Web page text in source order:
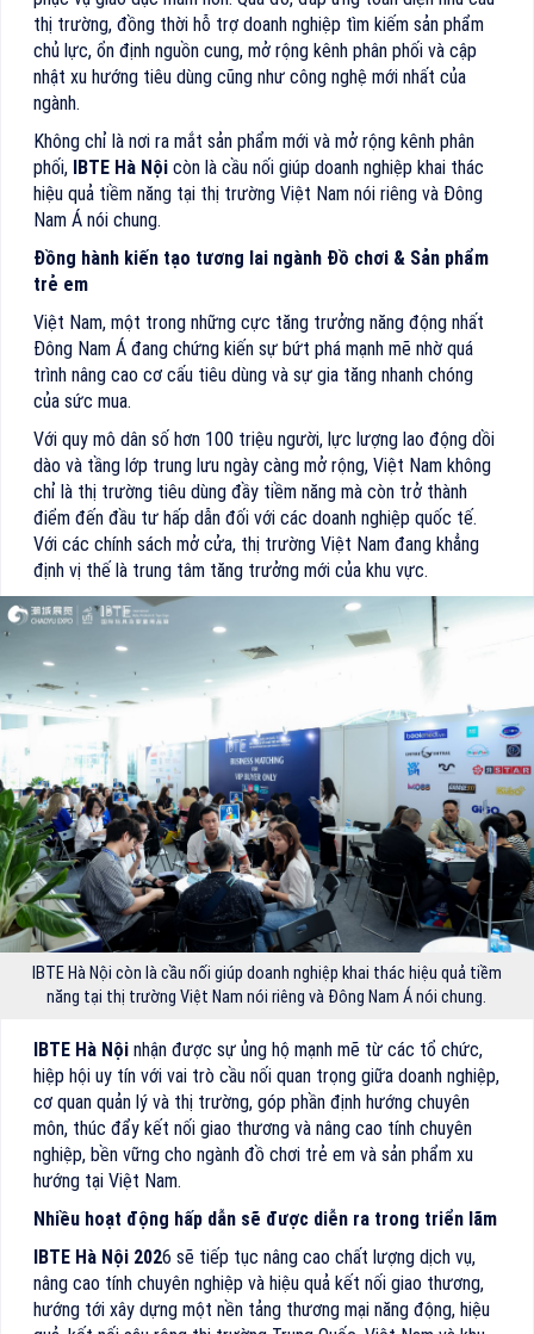
thị trường, đồng thời hỗ trợ doanh nghiệp tìm kiếm sản phẩm
chủ lực, ổn định nguồn cung, mở rộng kênh phân phối và cập
nhật xu hướng tiêu dùng cũng như công nghệ mới nhất của
ngành.
Không chỉ là nơi ra mắt sản phẩm mới và mở rộng kênh phân
phối, IBTE Hà Nội còn là cầu nối giúp doanh nghiệp khai thác
hiệu quả tiềm năng tại thị trường Việt Nam nói riêng và Đông
Nam Á nói chung.
Đồng hành kiến tạo tương lai ngành Đồ chơi & Sản phẩm
trẻ em
Việt Nam, một trong những cực tăng trưởng năng động nhất
Đông Nam Á đang chứng kiến sự bứt phá mạnh mẽ nhờ quá
trình nâng cao cơ cấu tiêu dùng và sự gia tăng nhanh chóng
của sức mua.
Với quy mô dân số hơn 100 triệu người, lực lượng lao động dồi
dào và tầng lớp trung lưu ngày càng mở rộng, Việt Nam không
chỉ là thị trường tiêu dùng đầy tiềm năng mà còn trở thành
điểm đến đầu tư hấp dẫn đối với các doanh nghiệp quốc tế.
Với các chính sách mở cửa, thị trường Việt Nam đang khẳng
định vị thế là trung tâm tăng trưởng mới của khu vực.
IBTE Hà Nội còn là cầu nối giúp doanh nghiệp khai thác hiệu quả tiềm
năng tại thị trường Việt Nam nói riêng và Đông Nam Á nói chung.
IBTE Hà Nội nhận được sự ủng hộ mạnh mẽ từ các tổ chức,
hiệp hội uy tín với vai trò cầu nối quan trọng giữa doanh nghiệp,
cơ quan quản lý và thị trường, góp phần định hướng chuyên
môn, thúc đẩy kết nối giao thương và nâng cao tính chuyên
nghiệp, bền vững cho ngành đồ chơi trẻ em và sản phẩm xu
hướng tại Việt Nam.
Nhiều hoạt động hấp dẫn sẽ được diễn ra trong triển lãm
IBTE Hà Nội 2026 sẽ tiếp tục nâng cao chất lượng dịch vụ,
nâng cao tính chuyên nghiệp và hiệu quả kết nối giao thương,
hướng tới xây dựng một nền tảng thương mại năng động, hiệu